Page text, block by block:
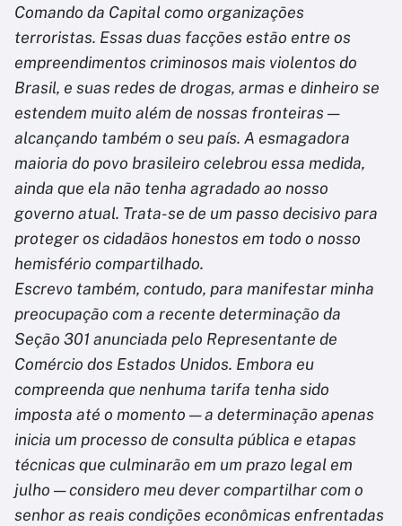
Comando da Capital como organizações
terroristas. Essas duas facções estão entre os
empreendimentos criminosos mais violentos do
Brasil, e suas redes de drogas, armas e dinheiro se
estendem muito além de nossas fronteiras —
alcançando também o seu país. A esmagadora
maioria do povo brasileiro celebrou essa medida,
ainda que ela não tenha agradado ao nosso
governo atual. Trata-se de um passo decisivo para
proteger os cidadãos honestos em todo o nosso
hemisfério compartilhado.
Escrevo também, contudo, para manifestar minha
preocupação com a recente determinação da
Seção 301 anunciada pelo Representante de
Comércio dos Estados Unidos. Embora eu
compreenda que nenhuma tarifa tenha sido
imposta até o momento — a determinação apenas
inicia um processo de consulta pública e etapas
técnicas que culminarão em um prazo legal em
julho — considero meu dever compartilhar com o
senhor as reais condições econômicas enfrentadas